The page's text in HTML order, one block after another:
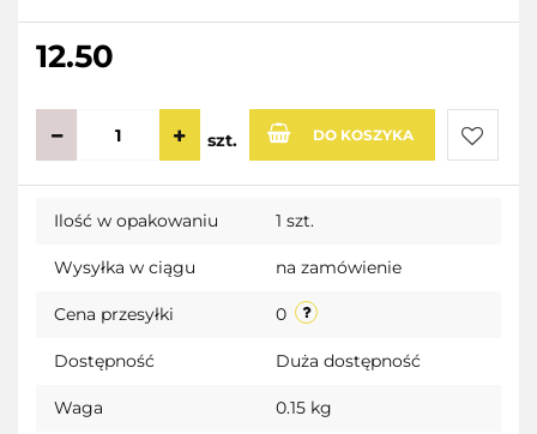
12.50
szt. DO KOSZYKA
Do
Ilość w opakowaniu 1 szt.
Wysyłka w ciągu na zamówienie
Cena przesyłki 0
Dostępność Duża dostępność
Waga 0.15 kg